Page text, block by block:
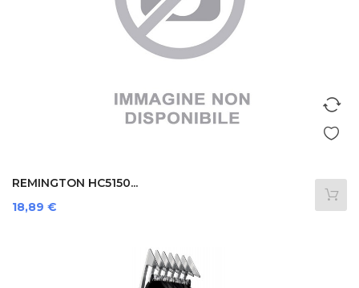
REMINGTON HC5150...
Prezzo
18,89 €